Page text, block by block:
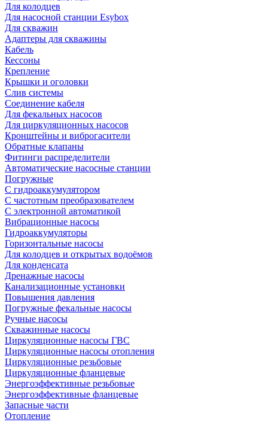
Для колодцев
Для насосной станции Esybox
Для скважин
Адаптеры для скважины
Кабель
Кессоны
Крепление
Крышки и оголовки
Слив системы
Соединение кабеля
Для фекальных насосов
Для циркуляционных насосов
Кронштейны и виброгасители
Обратные клапаны
Фитинги распределители
Автоматические насосные станции
Погружные
С гидроаккумулятором
С частотным преобразователем
С электронной автоматикой
Вибрационные насосы
Гидроаккумуляторы
Горизонтальные насосы
Для колодцев и открытых водоёмов
Для конденсата
Дренажные насосы
Канализационные установки
Повышения давления
Погружные фекальные насосы
Ручные насосы
Скважинные насосы
Циркуляционные насосы ГВС
Циркуляционные насосы отопления
Циркуляционные резьбовые
Циркуляционные фланцевые
Энергоэффективные резьбовые
Энергоэффективные фланцевые
Запасные части
Отопление